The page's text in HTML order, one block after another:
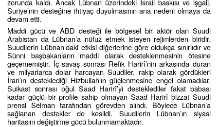
zorunda kaldı. Ancak Lübnan üzerindeki İsrail baskısı ve işgali,
Suriye’nin desteğine ihtiyaç duyulmasının ana nedeni olmaya da
devam etti.
Maddi gücü ve ABD desteği ile bölgesel bir aktör olan Suudi
Arabistan da Lübnan’a nüfuz etmek isteyen rejimlerden biridir.
Suudilerin Lübnan’daki etkisi diğerlerine göre oldukça sınırlıdır ve
Sünni başbakanların maddi olarak desteklenmesinin ötesine
geçememiştir. İç savaş sonrası Refik Harirî’nin arkasında duran
ve milyarlarca dolar harcayan Suudiler, rakip olarak gördükleri
İran’ın desteklediği Hizbullah’ın güçlenmesine engel olamadılar.
Suikast sonrası oğul Saad Harirî’yi desteklediler fakat babası
kadar güçlü bir profile sahip olmayan Saad Harirî bizzat Suudi
prensi Selman tarafından görevden alındı. Böylece Lübnan’a
sağlanan destekler de kesildi. Suudilerin Lübnan’ın siyasi
haritasını değiştirme gücü bulunmamaktadır.